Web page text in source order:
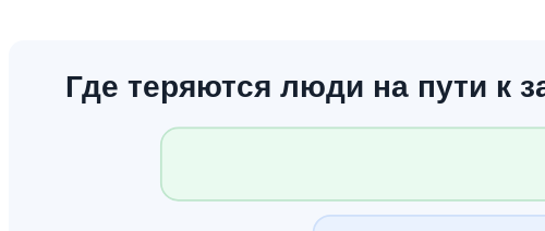
Где теряются люди на пути к